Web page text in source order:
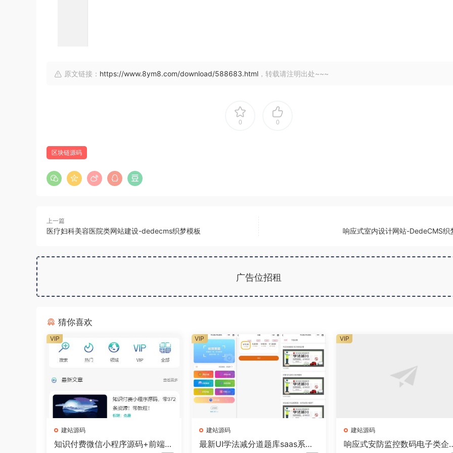
原文链接： https://www.8ym8.com/download/588683.html ，转载请注明出处~~~
0 0
区块链源码
上一篇
医疗妇科美容医院类网站建设-dedecms织梦模板 响应式室内设计网站-DedeCMS织
广告位招租
猜你喜欢
建站源码
知识付费微信小程序源码+前端
VIP
建站源码
最新UI学法减分道题库saas系统
VIP
建站源码
响应式安防监控数码电子类企
VIP